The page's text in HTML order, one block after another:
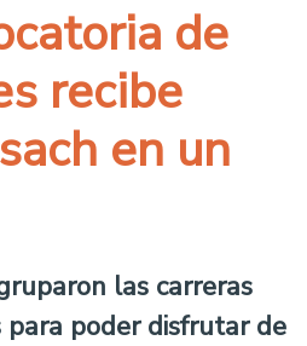
de
recibe
en un
las carreras
para poder disfrutar de